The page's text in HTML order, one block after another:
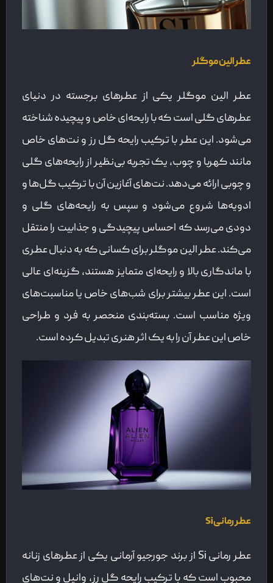
عطر الین موگلر
عطر الین موگلر یکی از عطرهای برجسته در دنیای
عطرهای گلی است که با رایحه‌ای خاص و پیچیده شناخته
می‌شود. این عطر با ترکیب رایحه گل رز و نت‌های خاص
مانند کهربا و چوب، یک تجربه بی‌نظیر از رایحه‌های گلی
و چوبی ارائه می‌دهد. نت‌های آغازین آن با ترکیب گل‌ها و
ادویه‌ها شروع می‌شود و سپس به رایحه‌های گلی و
دودی می‌رسد که احساس پیچیدگی و جذابیت را منتقل
می‌کند. عطر الین موگلر برای کسانی که به دنبال عطری
با ماندگاری بالا و رایحه‌ای متمایز هستند، گزینه‌ای عالی
است. این عطر بیشتر برای شب‌های خاص یا مناسبت‌های
ویژه مناسب است. بسته‌بندی منحصر به فرد و طراحی
خاص این عطر آن را به یک اثر هنری تبدیل کرده است.
عطر رمانی
عطر رمانی Si از برند جورجیو آرمانی یکی از عطرهای زنانه
محبوب است که با ترکیب رایحه گل رز، وانیل و نت‌های